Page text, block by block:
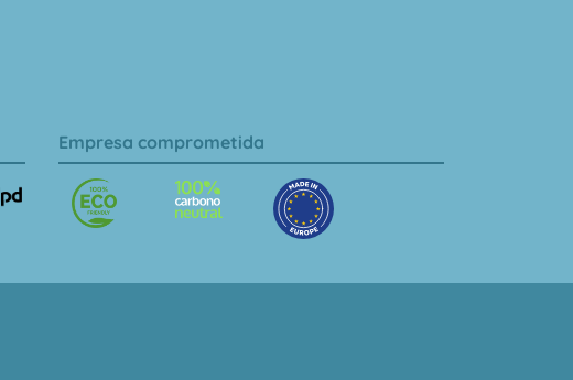
Empresa comprometida